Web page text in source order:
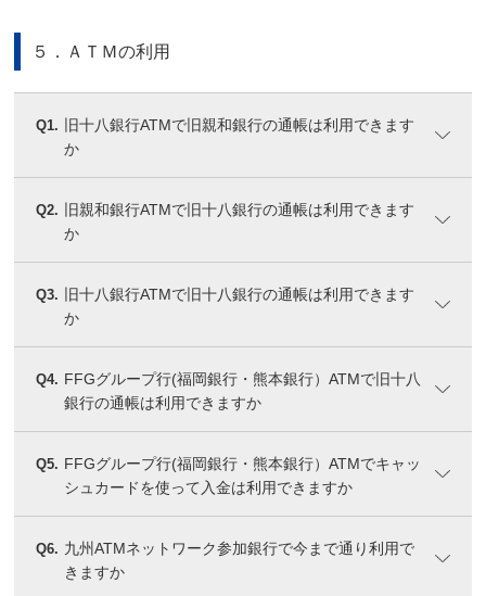
５．ＡＴＭの利用
Q1.
旧十八銀行ATMで旧親和銀行の通帳は利用できます
か
Q2.
旧親和銀行ATMで旧十八銀行の通帳は利用できます
か
Q3.
旧十八銀行ATMで旧十八銀行の通帳は利用できます
か
Q4. FFGグループ行(福岡銀行・熊本銀行）ATMで旧十八
銀行の通帳は利用できますか
Q5. FFGグループ行(福岡銀行・熊本銀行）ATMでキャッ
シュカードを使って入金は利用できますか
Q6. 九州ATMネットワーク参加銀行で今まで通り利用で
きますか